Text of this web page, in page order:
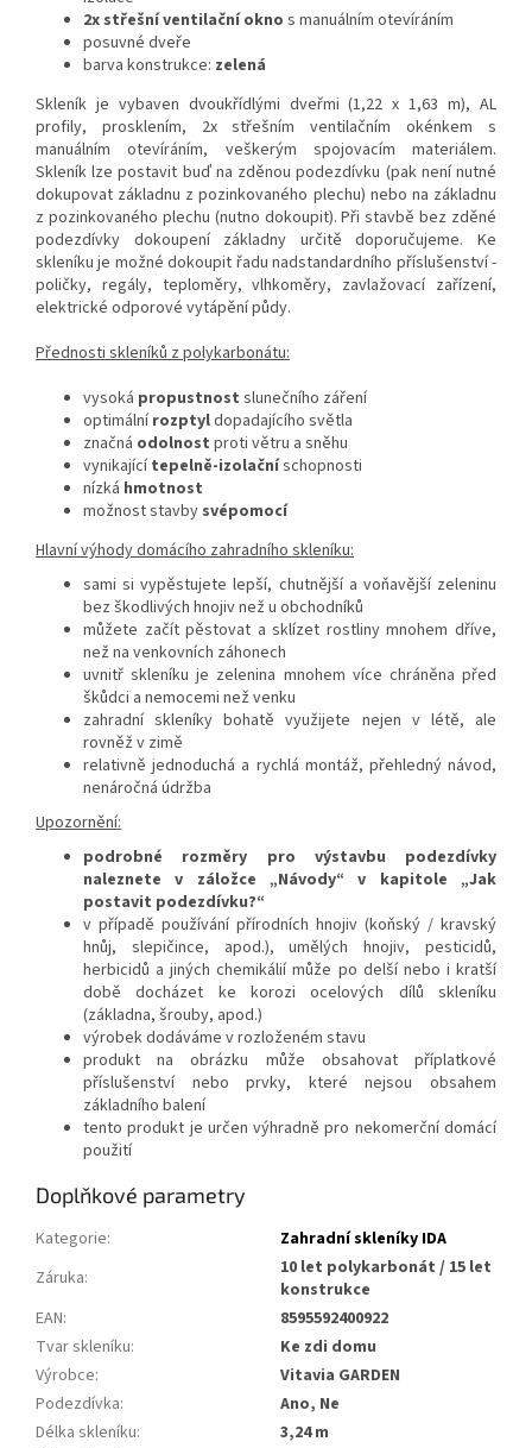
2x střešní ventilační okno s manuálním otevíráním
posuvné dveře
barva konstrukce: zelená
Skleník je vybaven dvoukřídlými dveřmi (1,22 x 1,63 m), AL
profily, prosklením, 2x střešním ventilačním okénkem s
manuálním otevíráním, veškerým spojovacím materiálem.
Skleník lze postavit buď na zděnou podezdívku (pak není nutné
dokupovat základnu z pozinkovaného plechu) nebo na základnu
z pozinkovaného plechu (nutno dokoupit). Při stavbě bez zděné
podezdívky dokoupení základny určitě doporučujeme. Ke
skleníku je možné dokoupit řadu nadstandardního příslušenství -
poličky, regály, teploměry, vlhkoměry, zavlažovací zařízení,
elektrické odporové vytápění půdy.
Přednosti skleníků z polykarbonátu:
vysoká propustnost slunečního záření
optimálnírozptyldopadajícího světla
značná odolnost proti větru a sněhu
vynikajícítepelně-izolačníschopnosti
nízká hmotnost
možnost stavby svépomocí
Hlavní výhody domácího zahradního skleníku:
sami si vypěstujete lepší, chutnější a voňavější zeleninu
bez škodlivých hnojiv než u obchodníků
můžete začít pěstovat a sklízet rostliny mnohem dříve,
než na venkovních záhonech
uvnitř skleníku je zelenina mnohem více chráněna před
škůdci a nemocemi než venku
zahradní skleníky bohatě využijete nejen v létě, ale
rovněž v zimě
relativně jednoduchá a rychlá montáž, přehledný návod,
nenáročná údržba
Upozornění:
podrobné rozměry pro výstavbu podezdívky
naleznete v záložce „Návody“ v kapitole „Jak
postavit podezdívku?“
v případě používání přírodních hnojiv (koňský / kravský
hnůj, slepičince, apod.), umělých hnojiv, pesticidů,
herbicidů a jiných chemikálií může po delší nebo i kratší
době docházet ke korozi ocelových dílů skleníku
(základna, šrouby, apod.)
výrobek dodáváme v rozloženém stavu
produkt na obrázku může obsahovat příplatkové
příslušenství nebo prvky, které nejsou obsahem
základního balení
tento produkt je určen výhradně pro nekomerční domácí
použití
Doplňkové parametry
Kategorie:
Zahradní skleníky IDA
Záruka:
10 let polykarbonát / 15 let
konstrukce
EAN:
8595592400922
Tvar skleníku:
Ke zdi domu
Výrobce:
Vitavia GARDEN
Podezdívka:
Ano, Ne
Délka skleníku:
3,24 m